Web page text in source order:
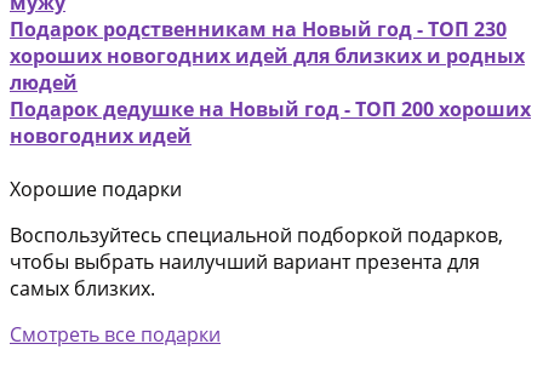
Подарок родственникам на Новый год - ТОП 230
хороших новогодних идей для близких и родных
людей
Подарок дедушке на Новый год - ТОП 200 хороших
новогодних идей
Хорошие подарки
Воспользуйтесь специальной подборкой подарков,
чтобы выбрать наилучший вариант презента для
самых близких.
Смотреть все подарки